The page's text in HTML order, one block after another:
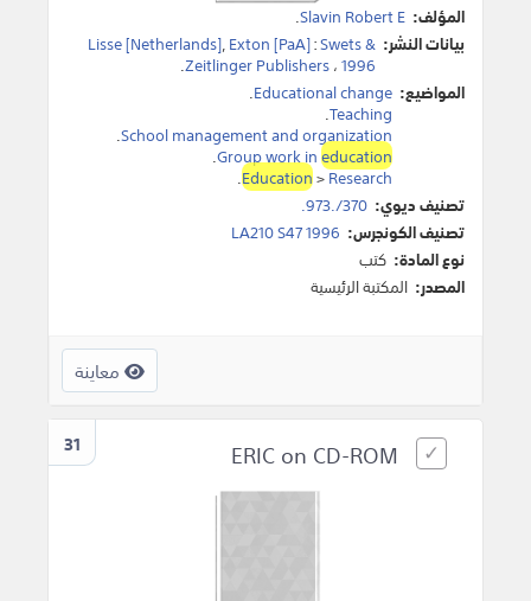
المؤلف: Slavin Robert E
.
بيانات النشر:
Lisse [Netherlands],Exton [PaA]:Swets &
Zeitlinger Publishers،1996
.
المواضيع: Educational change
.
Teaching
.
School management and organization
.
Group work ineducation
.
Education>Research
.
تصنيف ديوي: 370/.973.
تصنيف الكونجرس: LA210 S47 1996
نوع المادة: كتب
المصدر: المكتبة الرئيسية
معاينة
31